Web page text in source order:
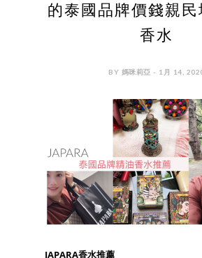
的泰國品牌價錢親民
香水
BY 媽咪莉亞 - 1月 14,
JAPARA香水推薦